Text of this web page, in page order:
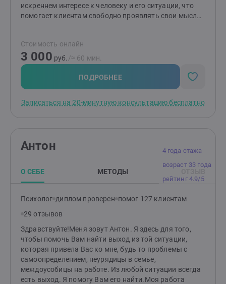
искреннем интересе к человеку и его ситуации, что
помогает клиентам свободно проявлять свои мысли,
найти решение не только возникающего вопроса, но
при необходимости и причины
возникновения.Обычно первые результаты заметны
уже после 7-8 сессийВ своей собственной жизни я
столкнулась со множеством сложных ситуаций,
приобретая профессиональные знания и опыт, теперь
и социумомЯ продолжаю изучать взаимодействие
непонимание для клиента стало пониманием, а
значит и решением проблемыИмея диплом
Гештальтинституте, прохожу профессиональные
терапевтические процессы- с соблюдением
бережности и профессионализмаБуду рада видеть
Вас на своих консультациях
Стоимость онлайн
3 000 руб. /≈ 60 мин.
ПОДРОБНЕЕ
Записаться на 20-минутную консультацию бесплатно
4 года стажа
возраст 33 года
рейтинг 4.9/5
Антон
О СЕБЕ МЕТОДЫ
Психолог диплом проверен помог 127 клиентам
29 отзывов
Здравствуйте!Меня зовут Антон. Я здесь для того,
чтобы помочь Вам найти выход из той ситуации,
которая привела Вас ко мне, будь то проблемы с
самоопределением, неурядицы в семье,
междоусобицы на работе. Из любой ситуации всегда
есть выход. Я помогу Вам его найти.Моя работа